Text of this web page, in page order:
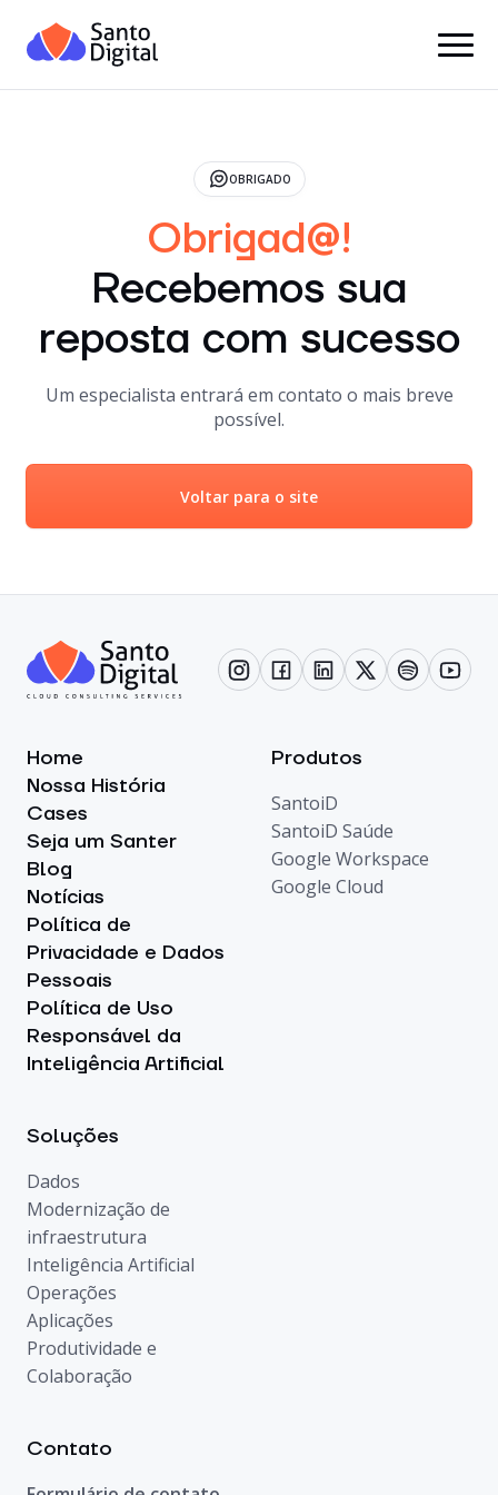
OBRIGADO
Obrigad@!
Recebemos sua
reposta com sucesso
Um especialista entrará em contato o mais breve
possível.
Voltar para o site
Home
Nossa História
Cases
Seja um Santer
Blog
Notícias
Política de
Privacidade e Dados
Pessoais
Política de Uso
Responsável da
Inteligência Artificial
Produtos
SantoiD
SantoiD Saúde
Google Workspace
Google Cloud
Soluções
Dados
Modernização de
infraestrutura
Inteligência Artificial
Operações
Aplicações
Produtividade e
Colaboração
Contato